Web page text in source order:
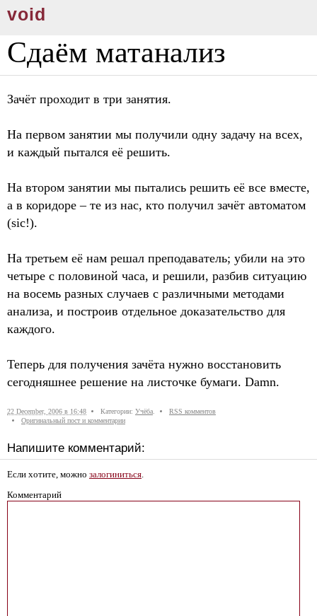
void
Сдаём матанализ
Зачёт проходит в три занятия.
На первом занятии мы получили одну задачу на всех,
и каждый пытался её решить.
На втором занятии мы пытались решить её все вместе,
а в коридоре – те из нас, кто получил зачёт автоматом
(sic!).
На третьем её нам решал преподаватель; убили на это
четыре с половиной часа, и решили, разбив ситуацию
на восемь разных случаев с различными методами
анализа, и построив отдельное доказательство для
каждого.
Теперь для получения зачёта нужно восстановить
сегодняшнее решение на листочке бумаги. Damn.
22 December, 2006 в 16:48 Категории: Учёба
RSS комментов
Оригинальный пост и комментарии
Напишите комментарий:
Если хотите, можно залогиниться.
Комментарий